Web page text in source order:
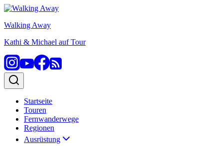
Zum
springen
Walking Away
Kathi & Michael auf Tour
Startseite
Touren
Fernwanderwege
Regionen
Ausrüstung